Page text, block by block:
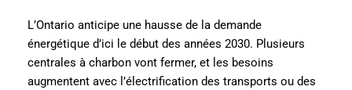
L’Ontario anticipe une hausse de la demande
énergétique d’ici le début des années 2030. Plusieurs
centrales à charbon vont fermer, et les besoins
augmentent avec l’électrification des transports ou des